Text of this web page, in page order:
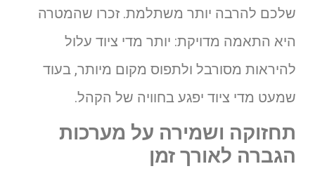
שלכם להרבה יותר משתלמת. זכרו שהמטרה
היא התאמה מדויקת: יותר מדי ציוד עלול
להיראות מסורבל ולתפוס מקום מיותר, בעוד
שמעט מדי ציוד יפגע בחוויה של הקהל.
תחזוקה ושמירה על מערכות
הגברה לאורך זמן